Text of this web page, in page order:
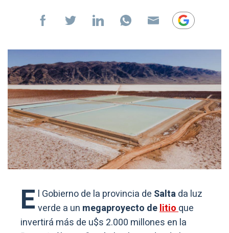
E l Gobierno de la provincia de Saltada luz
verde a un megaproyecto delitioque
invertirá más de u$s 2.000 millones en la